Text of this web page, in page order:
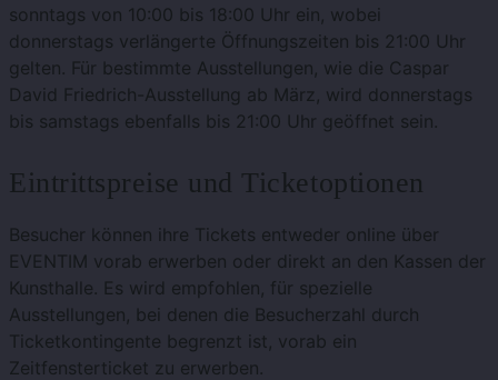
sonntags von 10:00 bis 18:00 Uhr ein, wobei
donnerstags verlängerte Öffnungszeiten bis 21:00 Uhr
gelten. Für bestimmte Ausstellungen, wie die Caspar
David Friedrich-Ausstellung ab März, wird donnerstags
bis samstags ebenfalls bis 21:00 Uhr geöffnet sein​​​​.
Eintrittspreise und Ticketoptionen
Besucher können ihre Tickets entweder online über
EVENTIM vorab erwerben oder direkt an den Kassen der
Kunsthalle. Es wird empfohlen, für spezielle
Ausstellungen, bei denen die Besucherzahl durch
Ticketkontingente begrenzt ist, vorab ein
Zeitfensterticket zu erwerben.